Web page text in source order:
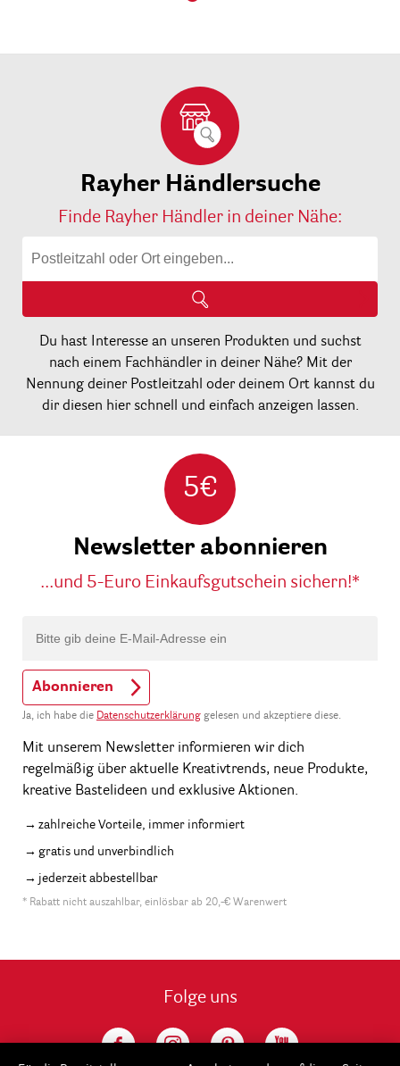
Rayher Händlersuche
Finde Rayher Händler in deiner Nähe:
Du hast Interesse an unseren Produkten und suchst
nach einem Fachhändler in deiner Nähe? Mit der
Nennung deiner Postleitzahl oder deinem Ort kannst du
dir diesen hier schnell und einfach anzeigen lassen.
5€
Newsletter abonnieren
...und 5-Euro Einkaufsgutschein sichern!*
Abonnieren
Ja, ich habe die Datenschutzerklärung gelesen und akzeptiere diese.
Mit unserem Newsletter informieren wir dich
regelmäßig über aktuelle Kreativtrends, neue Produkte,
kreative Bastelideen und exklusive Aktionen.
zahlreiche Vorteile, immer informiert
gratis und unverbindlich
jederzeit abbestellbar
* Rabatt nicht auszahlbar, einlösbar ab 20,-€ Warenwert
Folge uns